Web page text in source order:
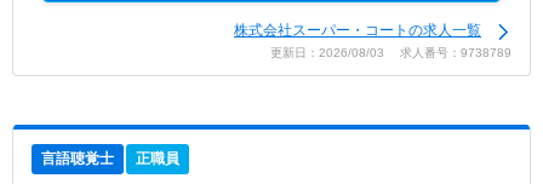
株式会社スーパー・コートの求人一覧
更新日：2026/08/03 求人番号：9738789
言語聴覚士 正職員